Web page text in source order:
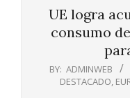
UE logra
consumo
BY: ADMINWEB
DESTACADO,